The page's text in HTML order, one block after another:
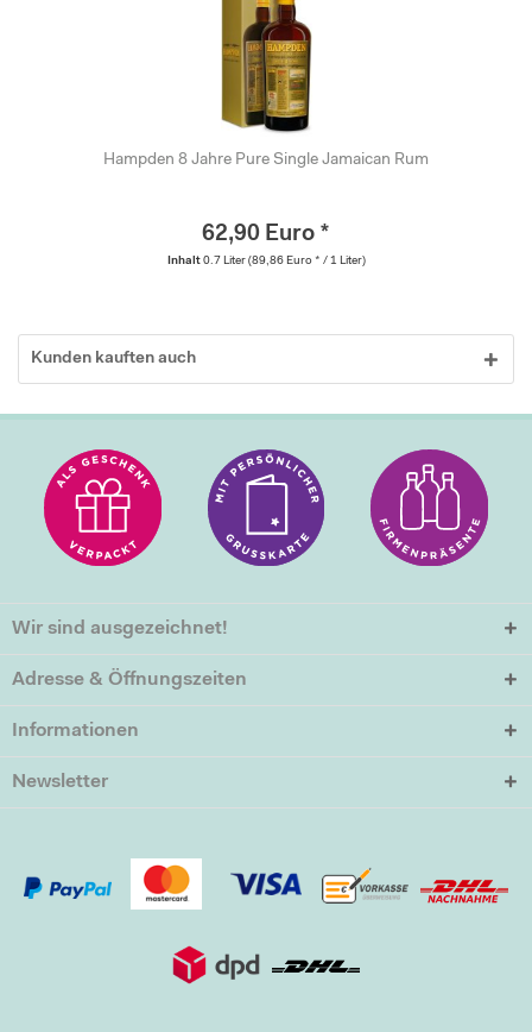
Hampden 8 Jahre Pure Single Jamaican Rum
62,90 Euro *
Inhalt 0.7 Liter (89,86 Euro * / 1 Liter)
Kunden kauften auch
Wir sind ausgezeichnet!
Adresse & Öffnungszeiten
Informationen
Newsletter